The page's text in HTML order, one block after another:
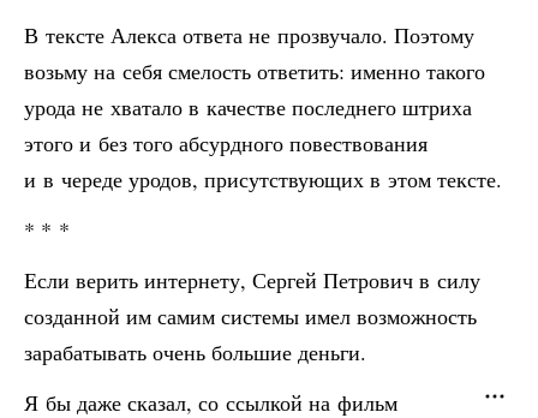
В тексте Алекса ответа не прозвучало. Поэтому
возьму на себя смелость ответить: именно такого
урода не хватало в качестве последнего штриха
этого и без того абсурдного повествования
и в череде уродов, присутствующих в этом тексте.
* * *
Если верить интернету, Сергей Петрович в силу
созданной им самим системы имел возможность
зарабатывать очень большие деньги.
Я бы даже сказал, со ссылкой на фильм